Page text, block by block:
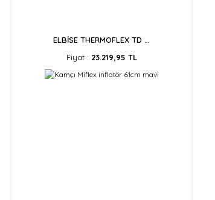
ELBİSE THERMOFLEX TD ...
Fiyat : 23.219,95 TL